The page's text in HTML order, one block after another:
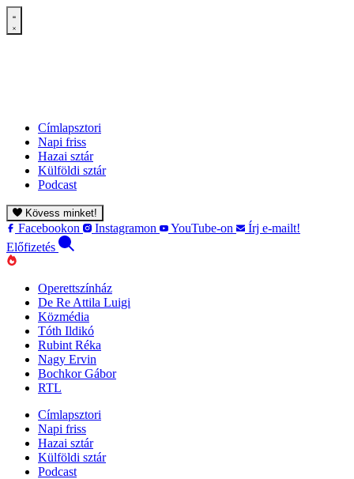
Címlapsztori
Napi friss
Hazai sztár
Külföldi sztár
Podcast
Kövess minket!
Facebookon Instagramon YouTube-on
Írj e-mailt!
Előfizetés
Operettszínház
De Re Attila Luigi
Közmédia
Tóth Ildikó
Rubint Réka
Nagy Ervin
Bochkor Gábor
RTL
Címlapsztori
Napi friss
Hazai sztár
Külföldi sztár
Podcast